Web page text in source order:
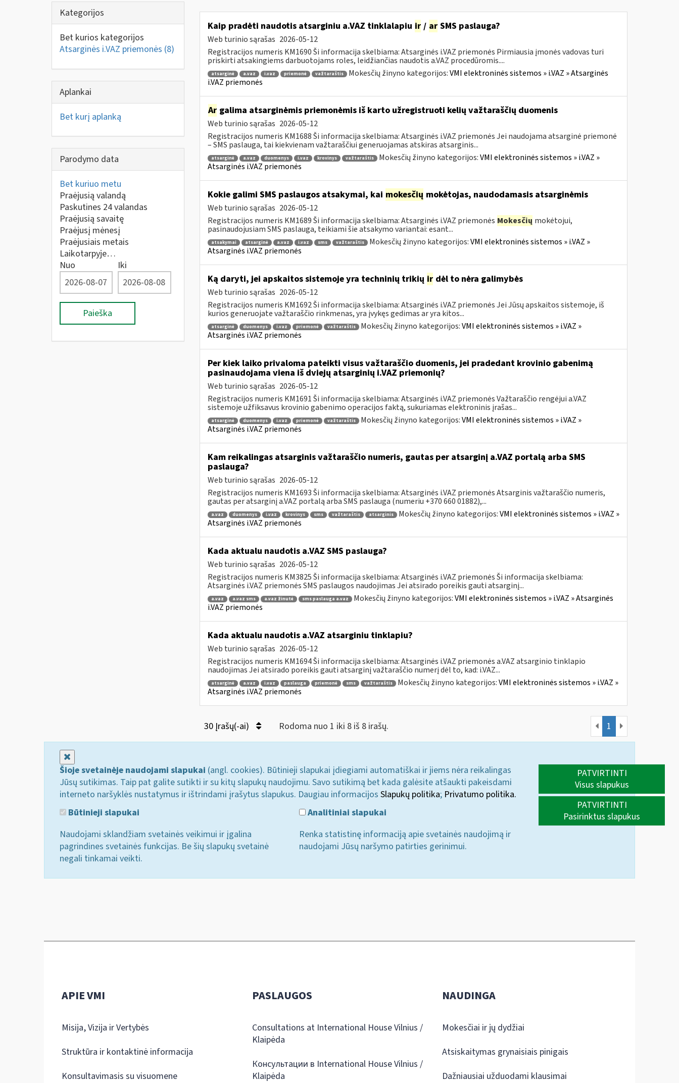
Kategorijos
Bet kurios kategorijos
Atsarginės i.VAZ priemonės (8)
Aplankai
Bet kurį aplanką
Parodymo data
Bet kuriuo metu
Praėjusią valandą
Paskutines 24 valandas
Praėjusią savaitę
Praėjusį mėnesį
Praėjusiais metais
Laikotarpyje…
Nuo
Iki
Paieška
Kaip pradėti naudotis atsarginiu a.VAZ tinklalapiu ir/ arSMS paslauga?
Web turinio sąrašas 2026-05-12
Registracijos numeris KM1690 Ši informacija skelbiama: Atsarginės i.VAZ priemonės Pirmiausia įmonės vadovas turi
priskirti atsakingiems darbuotojams roles, leidžiančias naudotis a.VAZ procedūromis....
atsarginė a.vaz i.vaz priemonė važtaraštis Mokesčių žinyno kategorijos:VMI elektroninės sistemos » i.VAZ » Atsarginės
i.VAZ priemonės
Argalima atsarginėmis priemonėmis iš karto užregistruoti kelių važtaraščių duomenis
Web turinio sąrašas 2026-05-12
Registracijos numeris KM1688 Ši informacija skelbiama: Atsarginės i.VAZ priemonės Jei naudojama atsarginė priemonė
– SMS paslauga, tai kiekvienam važtaraščiui generuojamas atskiras atsarginis...
atsarginė a.vaz duomenys i.vaz krovinys važtaraštis Mokesčių žinyno kategorijos:VMI elektroninės sistemos » i.VAZ »
Atsarginės i.VAZ priemonės
Kokie galimi SMS paslaugos atsakymai, kai mokesčių mokėtojas, naudodamasis atsarginėmis
Web turinio sąrašas 2026-05-12
Registracijos numeris KM1689 Ši informacija skelbiama: Atsarginės i.VAZ priemonės Mokesčių mokėtojui,
pasinaudojusiam SMS paslauga, teikiami šie atsakymo variantai: esant...
atsakymai atsarginė a.vaz i.vaz sms važtaraštis Mokesčių žinyno kategorijos:VMI elektroninės sistemos » i.VAZ »
Atsarginės i.VAZ priemonės
Ką daryti, jei apskaitos sistemoje yra techninių trikių irdėl to nėra galimybės
Web turinio sąrašas 2026-05-12
Registracijos numeris KM1692 Ši informacija skelbiama: Atsarginės i.VAZ priemonės Jei Jūsų apskaitos sistemoje, iš
kurios generuojate važtaraščio rinkmenas, yra įvykęs gedimas ar yra kitos...
atsarginė duomenys i.vaz priemonė važtaraštis Mokesčių žinyno kategorijos:VMI elektroninės sistemos » i.VAZ »
Atsarginės i.VAZ priemonės
Per kiek laiko privaloma pateikti visus važtaraščio duomenis, jei pradedant krovinio gabenimą
pasinaudojama viena iš dviejų atsarginių i.VAZ priemonių?
Web turinio sąrašas 2026-05-12
Registracijos numeris KM1691 Ši informacija skelbiama: Atsarginės i.VAZ priemonės Važtaraščio rengėjui a.VAZ
sistemoje užfiksavus krovinio gabenimo operacijos faktą, sukuriamas elektroninis įrašas...
atsarginė duomenys i.vaz priemonė važtaraštis Mokesčių žinyno kategorijos:VMI elektroninės sistemos » i.VAZ »
Atsarginės i.VAZ priemonės
Kam reikalingas atsarginis važtaraščio numeris, gautas per atsarginį a.VAZ portalą arba SMS
paslauga?
Web turinio sąrašas 2026-05-12
Registracijos numeris KM1693 Ši informacija skelbiama: Atsarginės i.VAZ priemonės Atsarginis važtaraščio numeris,
gautas per atsarginį a.VAZ portalą arba SMS paslauga (numeriu +370 660 01882),...
a.vaz duomenys i.vaz krovinys sms važtaraštis atsarginis Mokesčių žinyno kategorijos:VMI elektroninės sistemos » i.VAZ »
Atsarginės i.VAZ priemonės
Kada aktualu naudotis a.VAZ SMS paslauga?
Web turinio sąrašas 2026-05-12
Registracijos numeris KM3825 Ši informacija skelbiama: Atsarginės i.VAZ priemonės Ši informacija skelbiama:
Atsarginės i.VAZ priemonės SMS paslaugos naudojimas Jei atsirado poreikis gauti atsarginį...
a.vaz a.vaz sms a.vaz žinutė sms paslauga a.vaz Mokesčių žinyno kategorijos:VMI elektroninės sistemos » i.VAZ » Atsarginės
i.VAZ priemonės
Kada aktualu naudotis a.VAZ atsarginiu tinklapiu?
Web turinio sąrašas 2026-05-12
Registracijos numeris KM1694 Ši informacija skelbiama: Atsarginės i.VAZ priemonės a.VAZ atsarginio tinklapio
naudojimas Jei atsirado poreikis gauti atsarginį važtaraščio numerį dėl to, kad: i.VAZ...
atsarginė a.vaz i.vaz paslauga priemonė sms važtaraštis Mokesčių žinyno kategorijos:VMI elektroninės sistemos » i.VAZ »
Atsarginės i.VAZ priemonės
30 Įrašų(-ai) Rodoma nuo 1 iki 8 iš 8 irašų. 1
Šioje svetainėje naudojami slapukai (angl. cookies). Būtinieji slapukai įdiegiami automatiškai ir jiems nėra reikalingas
Jūsų sutikimas. Taip pat galite sutikti ir su kitų slapukų naudojimu. Savo sutikimą bet kada galėsite atšaukti pakeisdami
interneto naršyklės nustatymus ir ištrindami įrašytus slapukus. Daugiau informacijos Slapukų politika; Privatumo politika.
Būtinieji slapukai
Naudojami sklandžiam svetainės veikimui ir įgalina
pagrindines svetainės funkcijas. Be šių slapukų svetainė
negali tinkamai veikti.
Analitiniai slapukai
Renka statistinę informaciją apie svetainės naudojimą ir
naudojami Jūsų naršymo patirties gerinimui.
PATVIRTINTI
Visus slapukus
PATVIRTINTI
Pasirinktus slapukus
APIE VMI
Misija, Vizija ir Vertybės
Struktūra ir kontaktinė informacija
Konsultavimasis su visuomene
PASLAUGOS
Consultations at International House Vilnius /
Klaipėda
Консультации в International House Vilnius /
Klaipėda
NAUDINGA
Mokesčiai ir jų dydžiai
Atsiskaitymas grynaisiais pinigais
Dažniausiai užduodami klausimai